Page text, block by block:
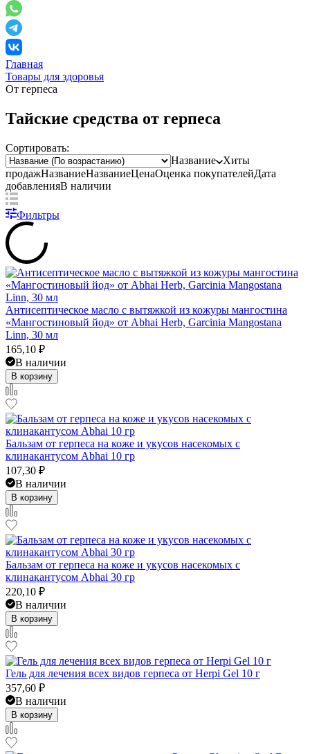
Главная
Товары для здоровья
От герпеса
Тайские средства от герпеса
Сортировать:
Название
Хиты
продажНазваниеНазваниеЦенаОценка покупателейДата
добавленияВ наличии
Фильтры
Антисептическое масло с вытяжкой из кожуры мангостина
«Мангостиновый йод» от Abhai Herb, Garcinia Mangostana
Linn, 30 мл
165,10 ₽
В наличии
В корзину
Бальзам от герпеса на коже и укусов насекомых с
клинакантусом Abhai 10 гр
107,30 ₽
В наличии
В корзину
Бальзам от герпеса на коже и укусов насекомых с
клинакантусом Abhai 30 гр
220,10 ₽
В наличии
В корзину
Гель для лечения всех видов герпеса от Herpi Gel 10 г
357,60 ₽
В наличии
В корзину